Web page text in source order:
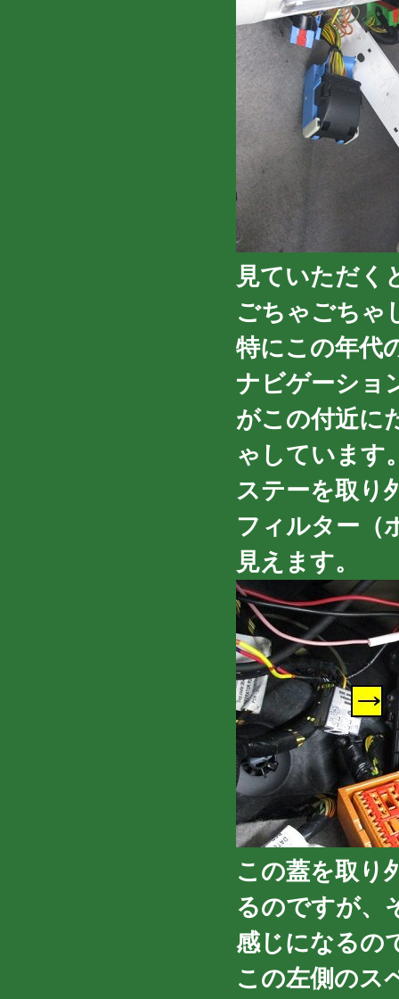
見ていただく
ごちゃごちゃ
特にこの年代
ナビゲーショ
がこの付近に
ゃしています
ステーを取り
フィルター（
見えます。
この蓋を取り
るのですが、
感じになるの
この左側のス